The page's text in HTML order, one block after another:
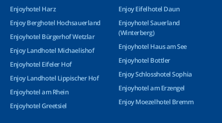
Enjoyhotel Harz
Enjoy Berghotel Hochsauerland
Enjoyhotel Bürgerhof Wetzlar
Enjoy Landhotel Michaelishof
Enjoyhotel Eifeler Hof
Enjoy Landhotel Lippischer Hof
Enjoyhotel am Rhein
Enjoyhotel Greetsiel
Enjoy Eifelhotel Daun
Enjoyhotel Sauerland
(Winterberg)
Enjoyhotel Haus am See
Enjoyhotel Bottler
Enjoy Schlosshotel Sophia
Enjoyhotel am Erzengel
Enjoy Moezelhotel Bremm